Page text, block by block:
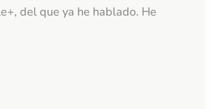
del que ya he hablado. He